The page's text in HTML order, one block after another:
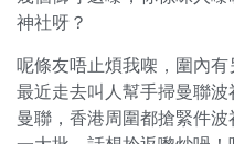
神社呀？
呢條友唔止煩我㗎，圍內
最近走去叫人幫手掃曼聯
曼聯，香港周圍都搶緊件